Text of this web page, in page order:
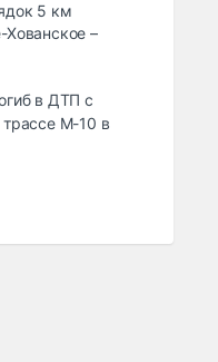
5 км
Хованское –
в ДТП с
М-10 в